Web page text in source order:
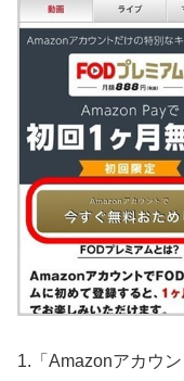
1.「Amazonアカウ